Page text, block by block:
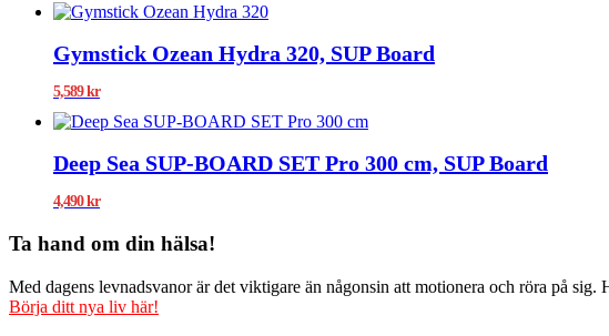
Gymstick Ozean Hydra 320, SUP Board
5,589kr
Deep Sea SUP-BOARD SET Pro 300 cm, SUP Board
4,490kr
Ta hand om din hälsa!
Med dagens levnadsvanor är det viktigare än någonsin att motionera och röra på
Börja ditt nya liv här!